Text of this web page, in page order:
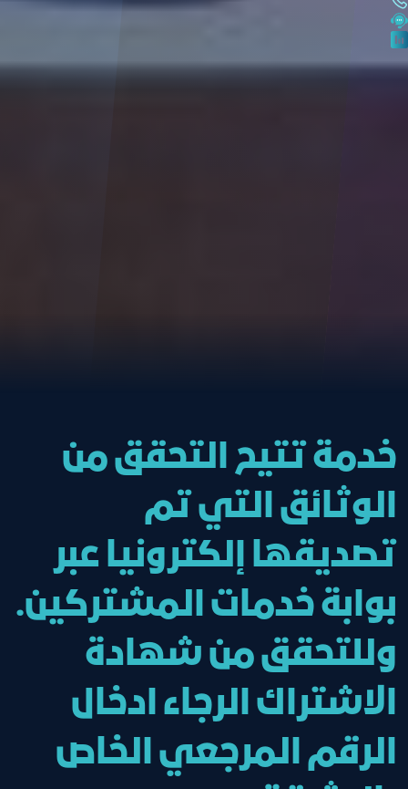
خدمة تتيح التحقق من
الوثائق التي تم
تصديقها إلكترونيا عبر
بوابة خدمات المشتركين.
وللتحقق من شهادة
الاشتراك الرجاء ادخال
الرقم المرجعي الخاص